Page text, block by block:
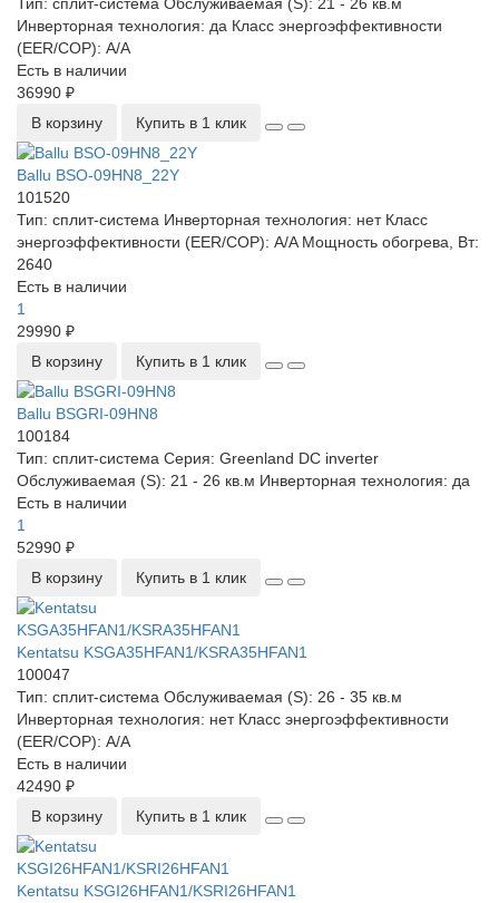
Тип: сплит-система Обслуживаемая (S): 21 - 26 кв.м
Инверторная технология: да Класс энергоэффективности
(EER/COP): A/A
Есть в наличии
36990 ₽
В корзину
Купить в 1 клик
Ballu BSO-09HN8_22Y
101520
Тип: сплит-система Инверторная технология: нетКласс
энергоэффективности (EER/COP): A/AМощность обогрева, Вт:
2640
Есть в наличии
1
29990 ₽
В корзину
Купить в 1 клик
Ballu BSGRI-09HN8
100184
Тип: сплит-система Серия: Greenland DC inverter
Обслуживаемая (S): 21 - 26 кв.м Инверторная технология: да
Есть в наличии
1
52990 ₽
В корзину
Купить в 1 клик
Kentatsu KSGA35HFAN1/KSRA35HFAN1
100047
Тип: сплит-система Обслуживаемая (S): 26 - 35 кв.м
Инверторная технология: нетКласс энергоэффективности
(EER/COP): A/A
Есть в наличии
42490 ₽
В корзину
Купить в 1 клик
Kentatsu KSGI26HFAN1/KSRI26HFAN1